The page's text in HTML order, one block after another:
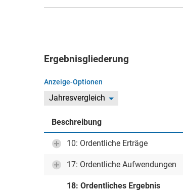
Ergebnisgliederung
Anzeige-Optionen
Jahresvergleich
Beschreibung
10: Ordentliche Erträge
17: Ordentliche Aufwendungen
18: Ordentliches Ergebnis